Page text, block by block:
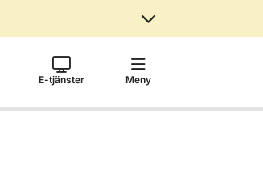
E-tjänster Meny